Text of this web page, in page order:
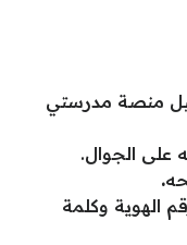
منصة مدرستي
على الجوال.
.
الهوية وكلمة